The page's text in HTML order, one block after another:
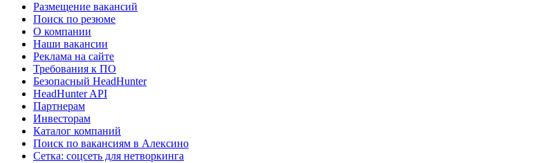
Размещение вакансий
Поиск по резюме
О компании
Наши вакансии
Реклама на сайте
Требования к ПО
Безопасный HeadHunter
HeadHunter API
Партнерам
Инвесторам
Каталог компаний
Поиск по вакансиям в Алексино
Сетка: соцсеть для нетворкинга